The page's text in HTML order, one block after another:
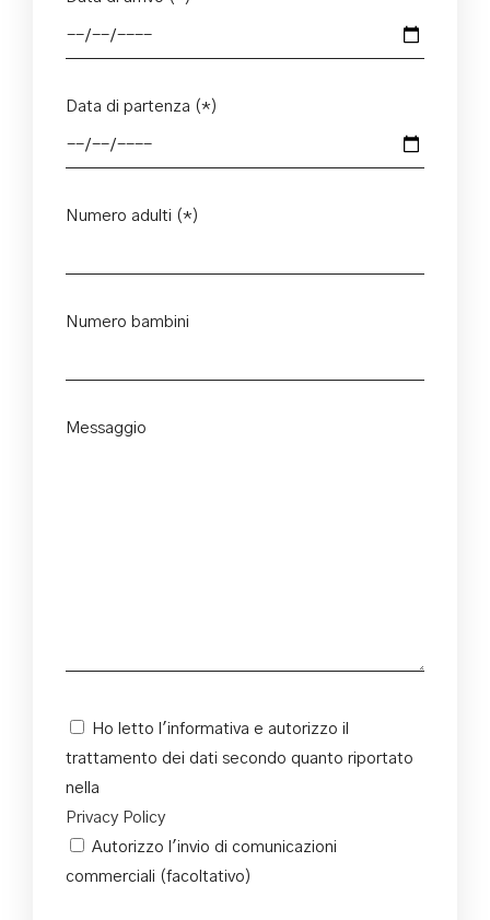
Data di partenza (*)
Numero adulti (*)
Numero bambini
Messaggio
Ho letto l'informativa e autorizzo il
trattamento dei dati secondo quanto riportato
nella
Privacy Policy
Autorizzo l'invio di comunicazioni
commerciali (facoltativo)